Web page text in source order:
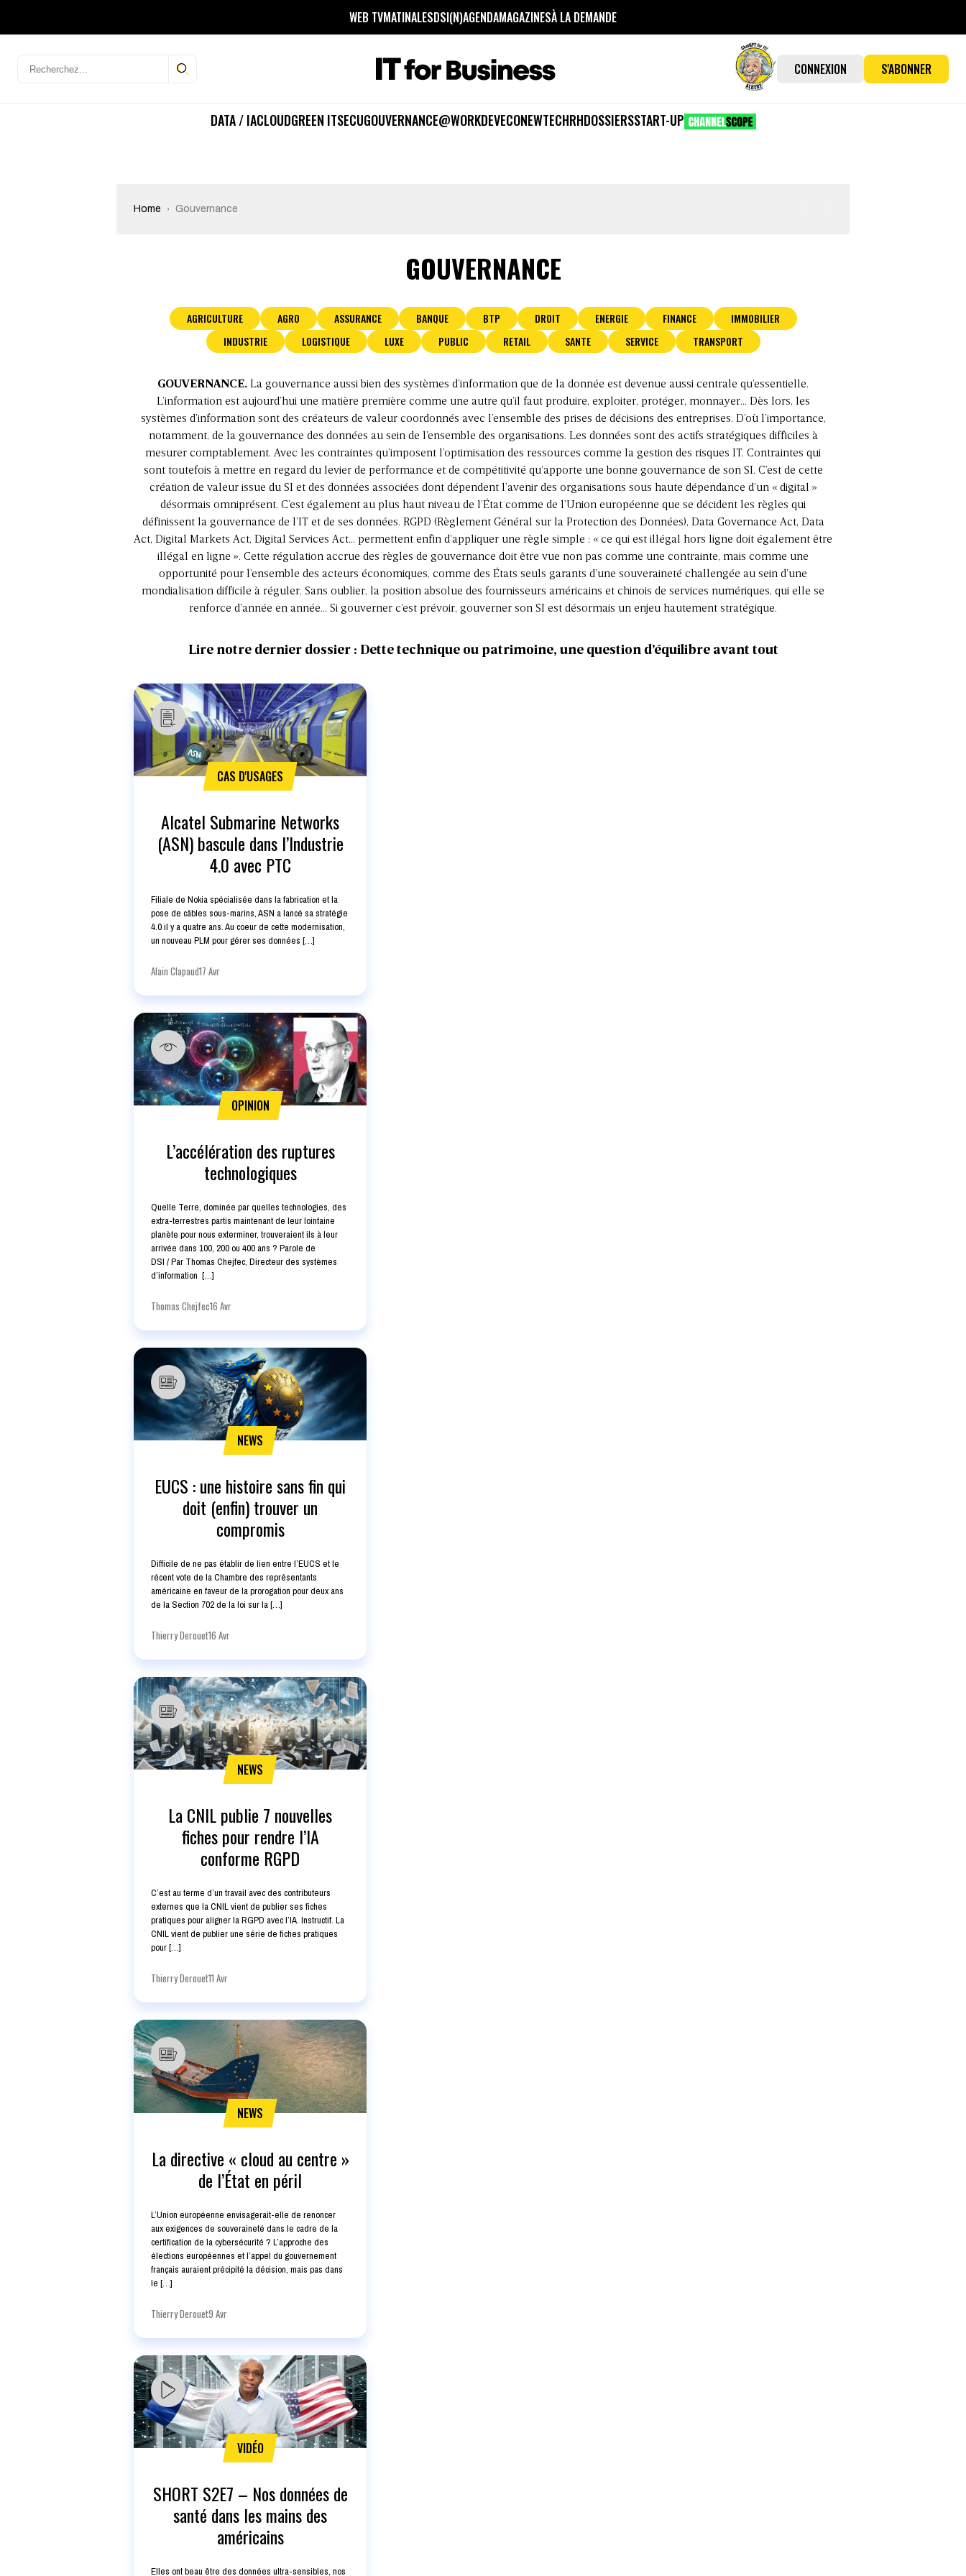
WEB TVMATINALESDSI(N)AGENDAMAGAZINESÀ LA DEMANDE
CONNEXION S'ABONNER
DATA / IACLOUDGREEN ITSECUGOUVERNANCE@WORKDEVECONEWTECHRHDOSSIERSSTART-UP
Home Gouvernance
GOUVERNANCE
AGRICULTURE AGRO ASSURANCE BANQUE BTP DROIT ENERGIE FINANCE
IMMOBILIER
INDUSTRIE
LOGISTIQUE LUXE PUBLIC RETAIL SANTE SERVICE TRANSPORT
GOUVERNANCE. La gouvernance aussi bien des systèmes d’information que de la donnée est devenue aussi centrale qu’essentielle.
L’information est aujourd’hui une matière première comme une autre qu’il faut produire, exploiter, protéger, monnayer… Dès lors, les
systèmes d’information sont des créateurs de valeur coordonnés avec l’ensemble des prises de décisions des entreprises. D’où l’importance,
notamment, de la gouvernance des données au sein de l’ensemble des organisations. Les données sont des actifs stratégiques difficiles à
mesurer comptablement. Avec les contraintes qu’imposent l’optimisation des ressources comme la gestion des risques IT. Contraintes qui
sont toutefois à mettre en regard du levier de performance et de compétitivité qu’apporte une bonne gouvernance de son SI. C’est de cette
création de valeur issue du SI et des données associées dont dépendent l’avenir des organisations sous haute dépendance d’un « digital »
désormais omniprésent. C’est également au plus haut niveau de l’État comme de l’Union européenne que se décident les règles qui
définissent la gouvernance de l’IT et de ses données. RGPD (Règlement Général sur la Protection des Données), Data Governance Act, Data
Act, Digital Markets Act, Digital Services Act… permettent enfin d’appliquer une règle simple : «ce qui est illégal hors ligne doit également être
illégal en ligne ». Cette régulation accrue des règles de gouvernance doit être vue non pas comme une contrainte, mais comme une
opportunité pour l’ensemble des acteurs économiques, comme des États seuls garants d’une souveraineté challengée au sein d’une
mondialisation difficile à réguler. Sans oublier, la position absolue des fournisseurs américains et chinois de services numériques, qui elle se
renforce d’année en année… Si gouverner c’est prévoir, gouverner son SI est désormais un enjeu hautement stratégique.
Lire notre dernier dossier : Dette technique ou patrimoine, une question d’équilibre avant tout
CAS D'USAGES
Alcatel Submarine Networks
(ASN) bascule dans l’Industrie
4.0 avec PTC
Filiale de Nokia spécialisée dans la fabrication et la
pose de câbles sous-marins, ASN a lancé sa stratégie
4.0 il y a quatre ans. Au coeur de cette modernisation,
un nouveau PLM pour gérer ses données […]
Alain Clapaud17 Avr
OPINION
L’accélération des ruptures
technologiques
Quelle Terre, dominée par quelles technologies, des
extra-terrestres partis maintenant de leur lointaine
planète pour nous exterminer, trouveraient ils à leur
arrivée dans 100, 200 ou 400 ans ? Parole de
DSI / Par Thomas Chejfec, Directeur des systèmes
d’information […]
Thomas Chejfec16 Avr
NEWS
EUCS : une histoire sans fin qui
doit (enfin) trouver un
compromis
Difficile de ne pas établir de lien entre l’EUCS et le
récent vote de la Chambre des représentants
américaine en faveur de la prorogation pour deux ans
de la Section 702 de la loi sur la […]
Thierry Derouet16 Avr
NEWS
La CNIL publie 7 nouvelles
fiches pour rendre l’IA
conforme RGPD
C’est au terme d’un travail avec des contributeurs
externes que la CNIL vient de publier ses fiches
pratiques pour aligner la RGPD avec l’IA. Instructif. La
CNIL vient de publier une série de fiches pratiques
pour […]
Thierry Derouet11 Avr
NEWS
La directive « cloud au centre »
de l’État en péril
L’Union européenne envisagerait-elle de renoncer
aux exigences de souveraineté dans le cadre de la
certification de la cybersécurité ? L’approche des
élections européennes et l’appel du gouvernement
français auraient précipité la décision, mais pas dans
le […]
Thierry Derouet9 Avr
VIDÉO
SHORT S2E7 – Nos données de
santé dans les mains des
américains
Elles ont beau être des données ultra-sensibles, nos